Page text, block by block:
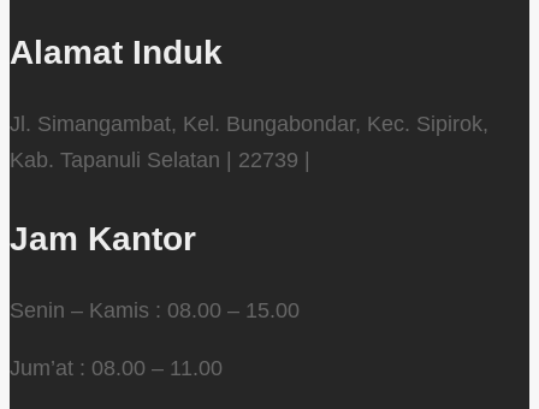
Alamat Induk
Jl. Simangambat, Kel. Bungabondar, Kec. Sipirok,
Kab. Tapanuli Selatan | 22739 |
Jam Kantor
Senin – Kamis : 08.00 – 15.00
Jum’at : 08.00 – 11.00